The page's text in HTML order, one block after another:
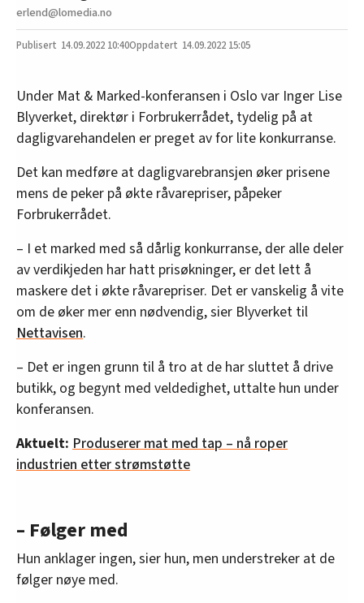
erlend@lomedia.no
14.09.2022 10:40 14.09.2022 15:05
Under Mat & Marked-konferansen i Oslo var Inger Lise
Blyverket, direktør i Forbrukerrådet, tydelig på at
dagligvarehandelen er preget av for lite konkurranse.
Det kan medføre at dagligvarebransjen øker prisene
mens de peker på økte råvarepriser, påpeker
Forbrukerrådet.
– I et marked med så dårlig konkurranse, der alle deler
av verdikjeden har hatt prisøkninger, er det lett å
maskere det i økte råvarepriser. Det er vanskelig å vite
om de øker mer enn nødvendig, sier Blyverket til
Nettavisen.
– Det er ingen grunn til å tro at de har sluttet å drive
butikk, og begynt med veldedighet, uttalte hun under
konferansen.
Aktuelt: Produserer mat med tap – nå roper
industrien etter strømstøtte
– Følger med
Hun anklager ingen, sier hun, men understreker at de
følger nøye med.